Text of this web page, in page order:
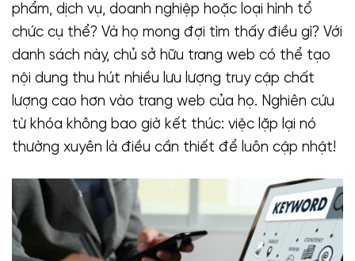
phẩm, dịch vụ, doanh nghiệp hoặc loại hình tổ
chức cụ thể? Và họ mong đợi tìm thấy điều gì? Với
danh sách này, chủ sở hữu trang web có thể tạo
nội dung thu hút nhiều lưu lượng truy cập chất
lượng cao hơn vào trang web của họ. Nghiên cứu
từ khóa không bao giờ kết thúc: việc lặp lại nó
thường xuyên là điều cần thiết để luôn cập nhật!